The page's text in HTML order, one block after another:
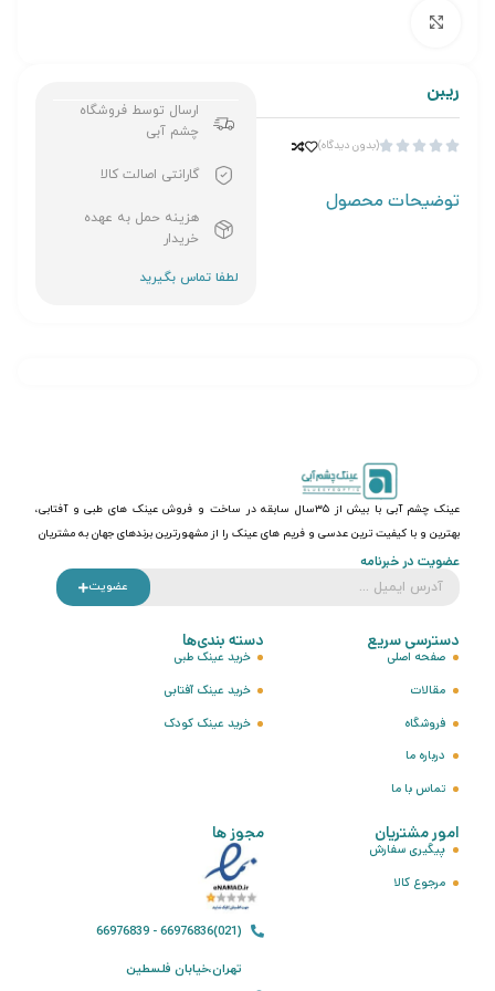
ریبن




(بدون دیدگاه)
توضیحات محصول
ارسال توسط فروشگاه
چشم آبی
گارانتی اصالت کالا
هزینه حمل به عهده
خریدار
عینک چشم آبی با بیش از ۳۵سال سابقه در ساخت و فروش عینک های طبی و آفتابی،
بهترین و با کیفیت ترین عدسی و فریم های عینک را از مشهورترین برندهای جهان به مشتریان
عضویت در خبرنامه
عضویت
دسترسی سریع
صفحه اصلی
مقالات
فروشگاه
درباره ما
تماس با ما
دسته بندی‌ها
خرید عینک طبی
خرید عینک آفتابی
خرید عینک کودک
امور مشتریان
پیگیری سفارش
مرجوع کالا
مجوز ها
(021)66976836 - 66976839
تهران،خیابان فلسطین